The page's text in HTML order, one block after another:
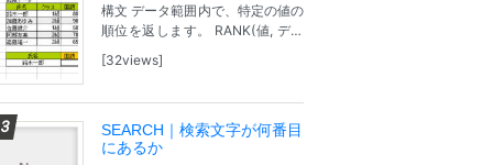
構文 データ範囲内で、特定の値の
順位を返します。 RANK(値, デー
です。 データ：データが入力され
定するか省略すると降順。0以
外...
32views
SEARCH｜検索文字が何番目
にあるか